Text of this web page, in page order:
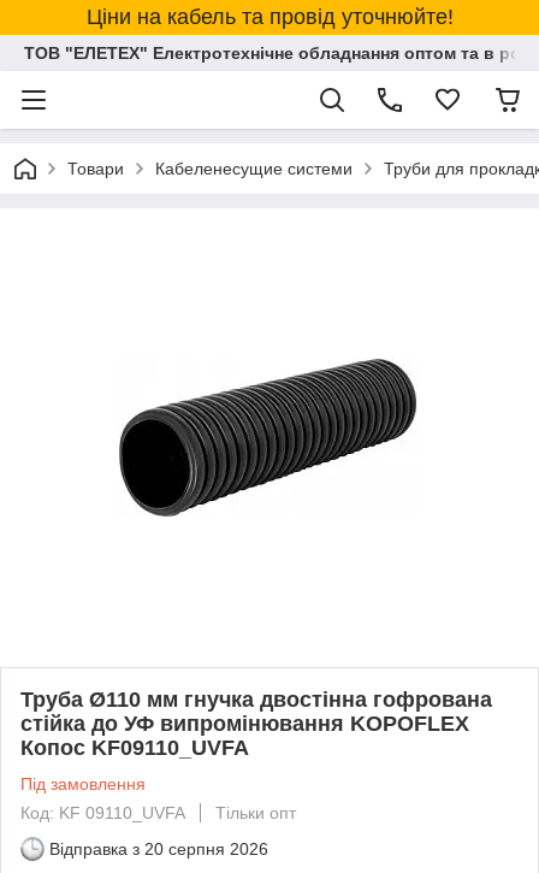
Ціни на кабель та провід уточнюйте!
ТОВ "ЕЛЕТЕХ" Електротехнічне обладнання оптом та в
Товари Кабеленесущие системи Труби для
Труба Ø110 мм гнучка двостінна гофрована
стійка до УФ випромінювання KOPOFLEX
Копос KF09110_UVFA
Під замовлення
Код: KF 09110_UVFA
Тільки опт
Відправка з 20 серпня 2026